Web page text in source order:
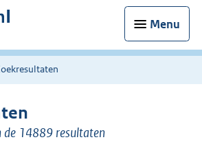
Menu
14889 resultaten